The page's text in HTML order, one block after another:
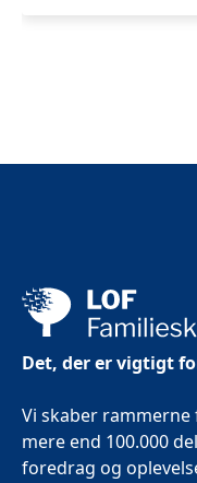
Det, der er vigtigt
Vi skaber
mere end 100.000
foredrag og